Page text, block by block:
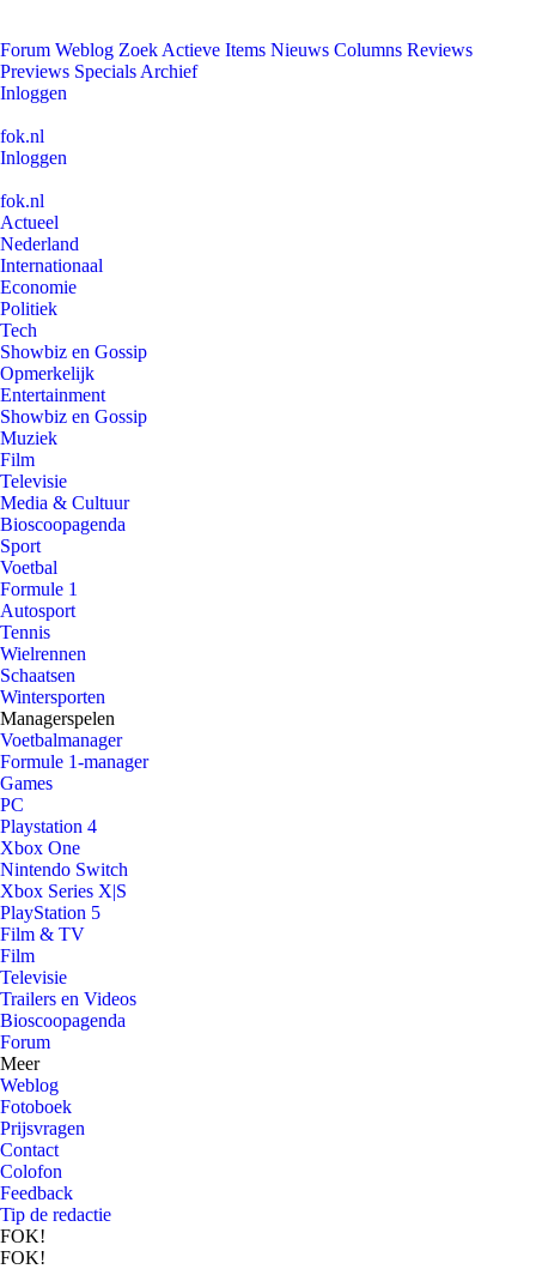
Forum Weblog Zoek Actieve Items Nieuws Columns Reviews
Previews Specials Archief
Inloggen
fok.nl
Inloggen
fok.nl
Actueel
Nederland
Internationaal
Economie
Politiek
Tech
Showbiz en Gossip
Opmerkelijk
Entertainment
Showbiz en Gossip
Muziek
Film
Televisie
Media & Cultuur
Bioscoopagenda
Sport
Voetbal
Formule 1
Autosport
Tennis
Wielrennen
Schaatsen
Wintersporten
Managerspelen
Voetbalmanager
Formule 1-manager
Games
PC
Playstation 4
Xbox One
Nintendo Switch
Xbox Series X|S
PlayStation 5
Film & TV
Film
Televisie
Trailers en Videos
Bioscoopagenda
Forum
Meer
Weblog
Fotoboek
Prijsvragen
Contact
Colofon
Feedback
Tip de redactie
FOK!
FOK!